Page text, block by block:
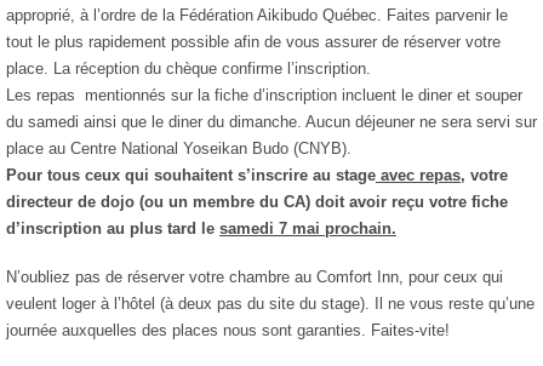
approprié, à l’ordre de la Fédération Aikibudo Québec. Faites parvenir le
tout le plus rapidement possible afin de vous assurer de réserver votre
place. La réception du chèque confirme l’inscription.
Les repas mentionnés sur la fiche d’inscription incluent le diner et souper
du samedi ainsi que le diner du dimanche. Aucun déjeuner ne sera servi sur
place au Centre National Yoseikan Budo (CNYB).
Pour tous ceux qui souhaitent s’inscrire au stage avec repas, votre
directeur de dojo (ou un membre du CA) doit avoir reçu votre fiche
d’inscription au plus tard le samedi 7 mai prochain.
N’oubliez pas de réserver votre chambre au Comfort Inn, pour ceux qui
veulent loger à l’hôtel (à deux pas du site du stage). Il ne vous reste qu’une
journée auxquelles des places nous sont garanties. Faites-vite!